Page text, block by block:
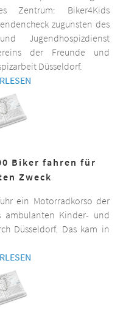
Zentrum: Biker4Kids
zugunsten des
Jugendhospizdienst
der Freunde und
Düsseldorf.
Biker fahren für
Zweck
ein Motorradkorso der
ambulanten Kinder- und
Düsseldorf. Das kam in